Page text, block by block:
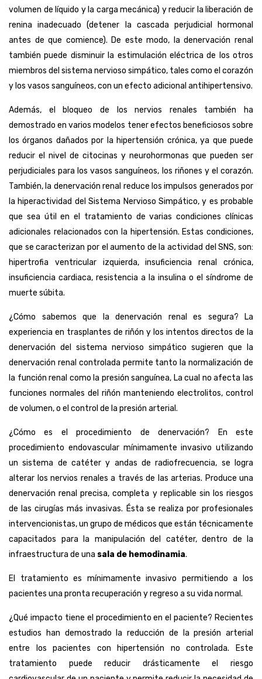
volumen de líquido y la carga mecánica) y reducir la liberación de
renina inadecuado (detener la cascada perjudicial hormonal
antes de que comience). De este modo, la denervación renal
también puede disminuir la estimulación eléctrica de los otros
miembros del sistema nervioso simpático, tales como el corazón
y los vasos sanguíneos, con un efecto adicional antihipertensivo.
Además, el bloqueo de los nervios renales también ha
demostrado en varios modelos tener efectos beneficiosos sobre
los órganos dañados por la hipertensión crónica, ya que puede
reducir el nivel de citocinas y neurohormonas que pueden ser
perjudiciales para los vasos sanguíneos, los riñones y el corazón.
También, la denervación renal reduce los impulsos generados por
la hiperactividad del Sistema Nervioso Simpático, y es probable
que sea útil en el tratamiento de varias condiciones clínicas
adicionales relacionados con la hipertensión. Estas condiciones,
que se caracterizan por el aumento de la actividad del SNS, son:
hipertrofia ventricular izquierda, insuficiencia renal crónica,
insuficiencia cardiaca, resistencia a la insulina o el síndrome de
muerte súbita.
¿Cómo sabemos que la denervación renal es segura? La
experiencia en trasplantes de riñón y los intentos directos de la
denervación del sistema nervioso simpático sugieren que la
denervación renal controlada permite tanto la normalización de
la función renal como la presión sanguínea, La cual no afecta las
funciones normales del riñón manteniendo electrolitos, control
de volumen, o el control de la presión arterial.
¿Cómo es el procedimiento de denervación? En este
procedimiento endovascular mínimamente invasivo utilizando
un sistema de catéter y andas de radiofrecuencia, se logra
alterar los nervios renales a través de las arterias. Produce una
denervación renal precisa, completa y replicable sin los riesgos
de las cirugías más invasivas. Ésta se realiza por profesionales
intervencionistas, un grupo de médicos que están técnicamente
capacitados para la manipulación del catéter, dentro de la
infraestructura de una sala de hemodinamia.
El tratamiento es mínimamente invasivo permitiendo a los
pacientes una pronta recuperación y regreso a su vida normal.
¿Qué impacto tiene el procedimiento en el paciente? Recientes
estudios han demostrado la reducción de la presión arterial
entre los pacientes con hipertensión no controlada. Este
tratamiento puede reducir drásticamente el riesgo